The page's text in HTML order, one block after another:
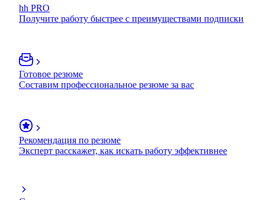
hh PRO
Получите работу быстрее с преимуществами подписки
Готовое резюме
Составим профессиональное резюме за вас
Рекомендация по резюме
Эксперт расскажет, как искать работу эффективнее